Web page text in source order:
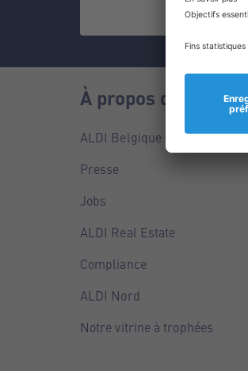
À propos de nous
ALDI Belgique
Presse
Jobs
ALDI Real Estate
Compliance
ALDI Nord
Notre vitrine à trophées